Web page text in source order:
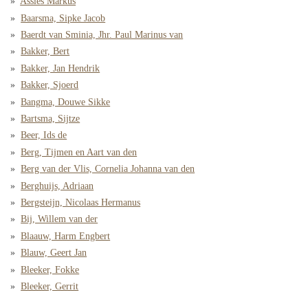
Baarsma, Sipke Jacob
Baerdt van Sminia, Jhr. Paul Marinus van
Bakker, Bert
Bakker, Jan Hendrik
Bakker, Sjoerd
Bangma, Douwe Sikke
Bartsma, Sijtze
Beer, Ids de
Berg, Tijmen en Aart van den
Berg van der Vlis, Cornelia Johanna van den
Berghuijs, Adriaan
Bergsteijn, Nicolaas Hermanus
Bij, Willem van der
Blaauw, Harm Engbert
Blauw, Geert Jan
Bleeker, Fokke
Bleeker, Gerrit